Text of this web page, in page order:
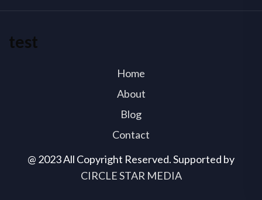
@ 2023 All Copyright Reserved. Supported by
CIRCLE STAR MEDIA
test
Home
About
Blog
Contact